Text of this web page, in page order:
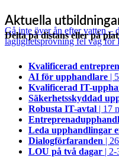
Gå inte över ån efter vatten –
laglighetsprövning fel väg
Aktuella
Delta på distans eller på
Kvalificerad
AI för upphandlare |
Kvalificerad IT-
Säkerhetsskyddad
Robusta IT-avtal | 17
Leda upphandlingar
Dialogförfaranden |
LOU på två dagar | 2-